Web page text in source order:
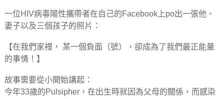
一位HIV病毒陽性攜帶者在自己的Facebook上po出一張他、
妻子以及三個孩子的照片：
【在我們家裡， 某一個負面（號），卻成為了我們最正能量
的事情！】
故事需要從小開始講起：
今年33歲的Pulsipher ，在出生時就因為父母的關係，而感染